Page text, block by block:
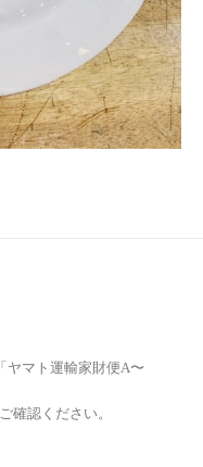
ヤマト運輸家財便A〜
確認ください。